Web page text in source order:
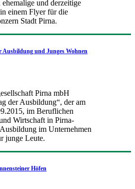
und derzeitige
einem Flyer für die
Stadt Pirna.
Ausbildung und Junges Wohnen
Pirna mbH
der Ausbildung“, der am
im Beruflichen
Wirtschaft in Pirna-
im Unternehmen
junge Leute.
Höfen